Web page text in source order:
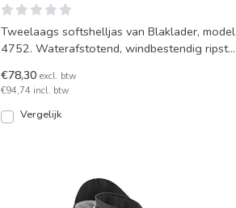
Tweelaags softshelljas van Blaklader, model
4752. Waterafstotend, windbestendig ripstof
€78,30 excl. btw
€94,74 incl. btw
Vergelijk